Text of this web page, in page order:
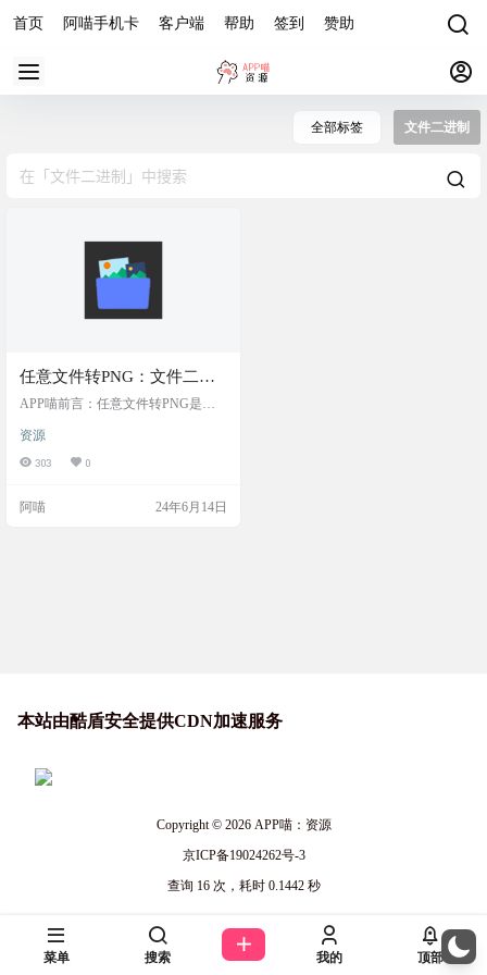
首页 阿喵手机卡 客户端 帮助 签到 赞助
全部标签 文件二进制
任意文件转PNG：文件二进
制化变成png无损图片文件，
APP喵前言：任意文件转PNG是一
ng图片中以避免检测的技术。将文
件的二进制数据转换成 PNG 图片格
后，可以在网上分享，由于是图片
资源
303 0
阿喵 24年6月14日
本站由酷盾安全提供CDN加速服务
Copyright © 2026APP喵：资源
京ICP备19024262号-3
查询 16 次，耗时 0.1442 秒
菜单 搜索 我的 顶部